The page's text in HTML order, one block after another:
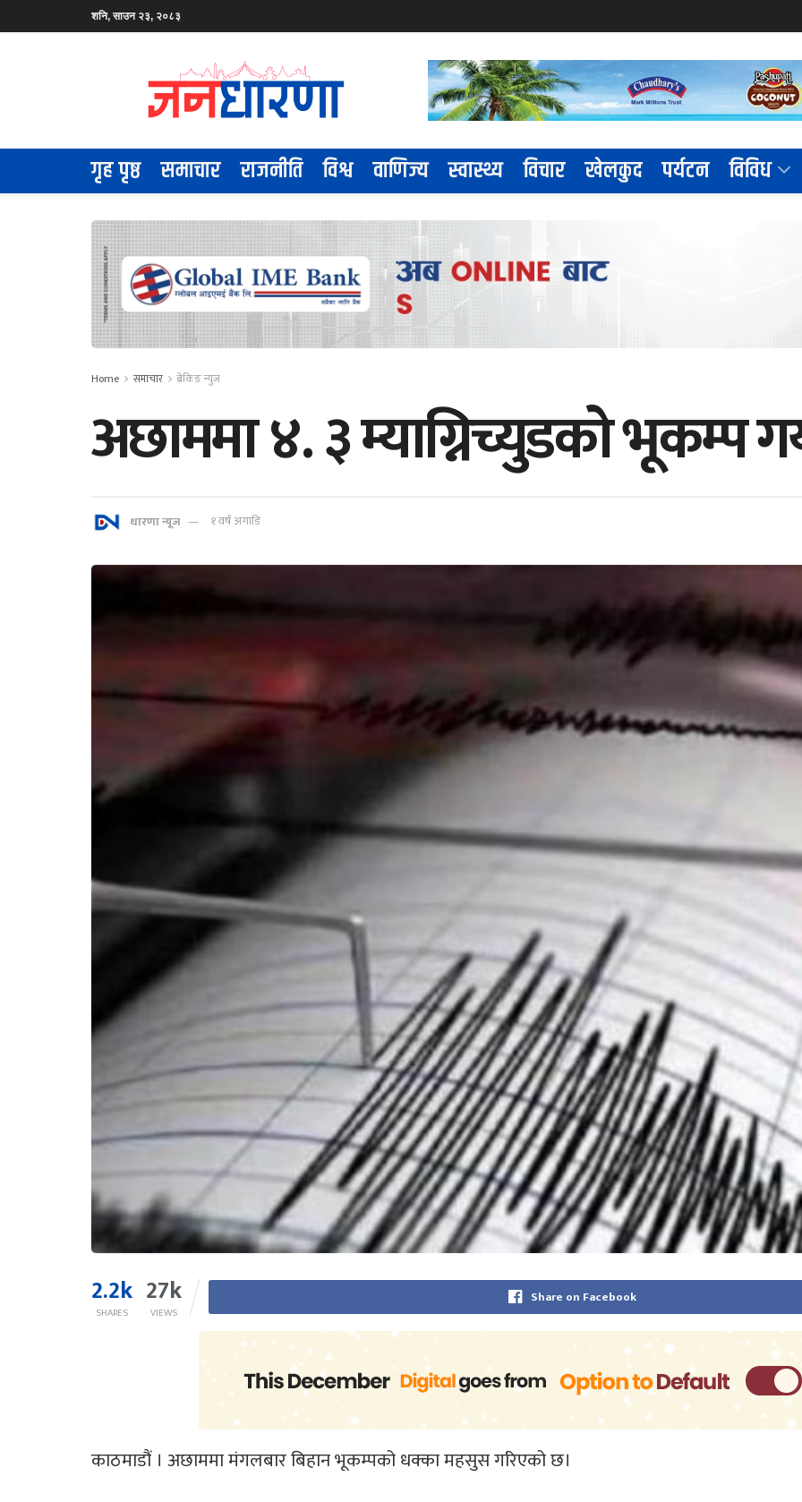
शनि, साउन २३, २०८३
गृह पृष्ठ समाचार राजनीति विश्व वाणिज्य स्वास्थ्य विचार खेलकुद पर्यटन विविध
Home समाचार ब्रेकिङ न्युज
अछाममा ४. ३ म्याग्निच्युडको भूकम्प
धारणा न्यूज १ वर्ष अगाडि
2.2k
SHARES
27k
VIEWS
Share on Facebook
काठमाडौं । अछाममा मंगलबार बिहान भूकम्पको धक्का महसुस गरिएको छ।